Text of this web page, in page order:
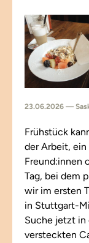
23.06.2026 —
Frühstück
der Arbeit,
Freund:innen
Tag, bei dem
wir im ersten
in Stuttgart-
Suche jetzt in
versteckten